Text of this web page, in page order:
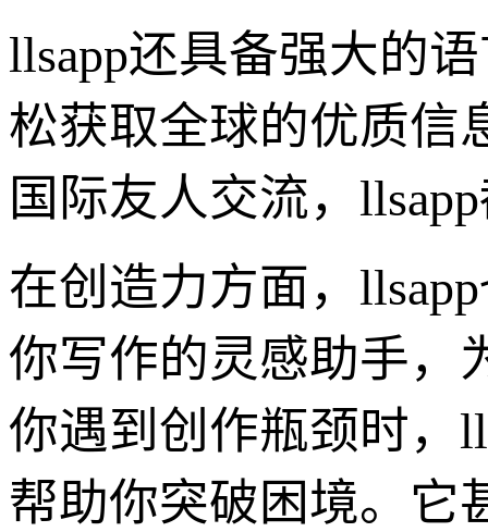
llsapp还具备强大的
松获取全球的优质信
国际友人交流，
在创造力方面，
你写作的灵感助手，
你遇到创作瓶颈时，
帮助你突破困境。它